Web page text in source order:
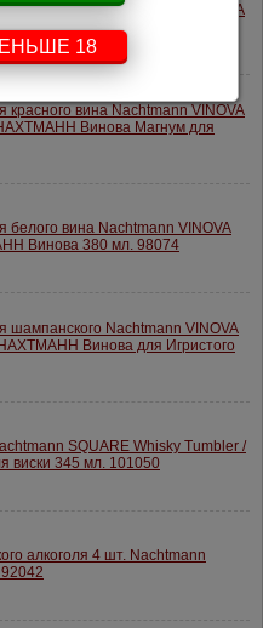
красного вина Nachtmann VINOVA
Винова 840 мл. 98072
красного вина Nachtmann VINOVA
Винова Магнум для
белого вина Nachtmann VINOVA
Винова 380 мл. 98074
шампанского Nachtmann VINOVA
Винова для Игристого
SQUARE Whisky Tumbler /
345 мл. 101050
алкоголя 4 шт. Nachtmann
18